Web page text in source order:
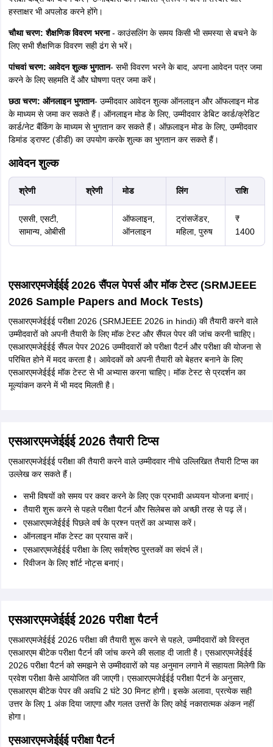
हस्ताक्षर भी अपलोड करने होंगे।
चौथा चरण: शैक्षणिक विवरण भरना- काउंसलिंग के समय किसी भी समस्या से बचने के
लिए सभी शैक्षणिक विवरण सही ढंग से भरें।
पांचवां चरण: आवेदन शुल्क भुगतान- सभी विवरण भरने के बाद, अपना आवेदन पत्र जमा
करने के लिए सहमति दें और घोषणा पत्र जमा करें।
छठा चरण: ऑनलाइन भुगतान- उम्मीदवार आवेदन शुल्क ऑनलाइन और ऑफलाइन मोड
के माध्यम से जमा कर सकते हैं। ऑनलाइन मोड के लिए, उम्मीदवार डेबिट कार्ड/क्रेडिट
कार्ड/नेट बैंकिंग के माध्यम से भुगतान कर सकते हैं। ऑफ़लाइन मोड के लिए, उम्मीदवार
डिमांड ड्राफ्ट (डीडी) का उपयोग करके शुल्क का भुगतान कर सकते हैं।
आवेदन शुल्क
श्रेणी श्रेणी मोड लिंग राशि
एससी, एसटी,
सामान्य, ओबीसी
ऑफलाइन,
ऑनलाइन
ट्रांसजेंडर,
महिला, पुरुष
₹
1400
एसआरएमजेईईई 2026 सैंपल पेपर्स और मॉक टेस्ट (SRMJEEE
2026 Sample Papers and Mock Tests)
एसआरएमजेईईई परीक्षा 2026 (SRMJEEE 2026 in hindi) की तैयारी करने वाले
उम्मीदवारों को अपनी तैयारी के लिए मॉक टेस्ट और सैंपल पेपर की जांच करनी चाहिए।
एसआरएमजेईईई सैंपल पेपर 2026 उम्मीदवारों को परीक्षा पैटर्न और परीक्षा की योजना से
परिचित होने में मदद करता है। आवेदकों को अपनी तैयारी को बेहतर बनाने के लिए
एसआरएमजेईईई मॉक टेस्ट से भी अभ्यास करना चाहिए। मॉक टेस्ट से प्रदर्शन का
मूल्यांकन करने में भी मदद मिलती है।
एसआरएमजेईईई 2026 तैयारी टिप्स
एसआरएमजेईईई परीक्षा की तैयारी करने वाले उम्मीदवार नीचे उल्लिखित तैयारी टिप्स का
उल्लेख कर सकते हैं।
सभी विषयों को समय पर कवर करने के लिए एक प्रभावी अध्ययन योजना बनाएं।
तैयारी शुरू करने से पहले परीक्षा पैटर्न और सिलेबस को अच्छी तरह से पढ़ लें।
एसआरएमजेईईई पिछले वर्ष के प्रश्न पत्रों का अभ्यास करें।
ऑनलाइन मॉक टेस्ट का प्रयास करें।
एसआरएमजेईईई परीक्षा के लिए सर्वश्रेष्ठ पुस्तकों का संदर्भ लें।
रिवीजन के लिए शॉर्ट नोट्स बनाएं।
एसआरएमजेईईई 2026 परीक्षा पैटर्न
एसआरएमजेईईई 2026 परीक्षा की तैयारी शुरू करने से पहले, उम्मीदवारों को विस्तृत
एसआरएम बीटेक परीक्षा पैटर्न की जांच करने की सलाह दी जाती है। एसआरएमजेईईई
2026 परीक्षा पैटर्न को समझने से उम्मीदवारों को यह अनुमान लगाने में सहायता मिलेगी कि
प्रवेश परीक्षा कैसे आयोजित की जाएगी। एसआरएमजेईईई परीक्षा पैटर्न के अनुसार,
एसआरएम बीटेक पेपर की अवधि 2 घंटे 30 मिनट होगी। इसके अलावा, प्रत्येक सही
उत्तर के लिए 1 अंक दिया जाएगा और गलत उत्तरों के लिए कोई नकारात्मक अंकन नहीं
होगा।
एसआरएमजेईईई परीक्षा पैटर्न